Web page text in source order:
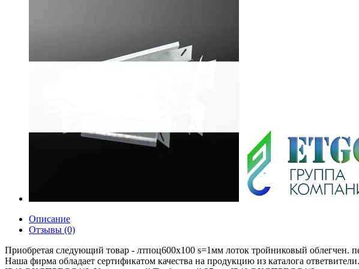
Описание
Отзывы (0)
Приобретая следующий товар - лтпоц600х100 s=1мм лоток тройниковый облегчен.
Наша фирма обладает сертификатом качества на продукцию из каталога